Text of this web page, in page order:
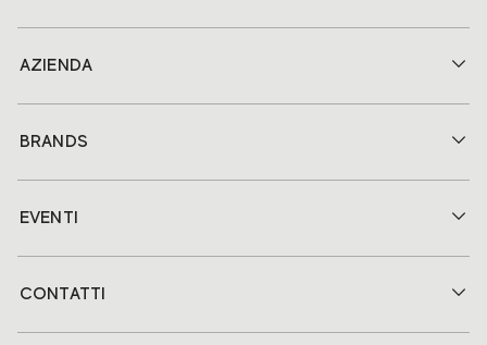
AZIENDA
BRANDS
EVENTI
CONTATTI